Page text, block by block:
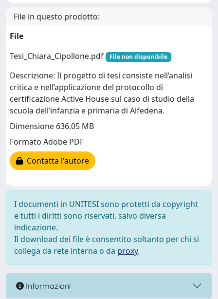
File in questo prodotto:
File
Tesi_Chiara_Cipollone.pdf
File non disponibile
Descrizione: Il progetto di tesi consiste nell’analisi
critica e nell’applicazione del protocollo di
certificazione Active House sul caso di studio della
scuola dell’infanzia e primaria di Alfedena.
Dimensione 636.05 MB
Formato Adobe PDF
Contatta l'autore
I documenti in UNITESI sono protetti da copyright
e tutti i diritti sono riservati, salvo diversa
indicazione.
Il download dei file è consentito soltanto per chi si
collega da rete interna o da proxy.
Informazioni